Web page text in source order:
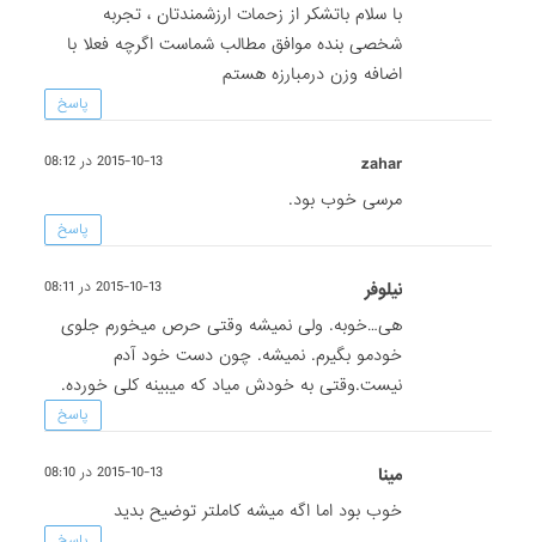
با سلام باتشکر از زحمات ارزشمندتان ، تجربه
شخصی بنده موافق مطالب شماست اگرچه فعلا با
اضافه وزن درمبارزه هستم
پاسخ
zahar 2015-10-13 در 08:12
مرسی خوب بود.
پاسخ
نیلوفر 2015-10-13 در 08:11
هی…خوبه. ولی نمیشه وقتی حرص میخورم جلوی
خودمو بگیرم. نمیشه. چون دست خود آدم
نیست.وقتی به خودش میاد که میبینه کلی خورده.
پاسخ
مینا 2015-10-13 در 08:10
خوب بود اما اگه میشه کاملتر توضیح بدید